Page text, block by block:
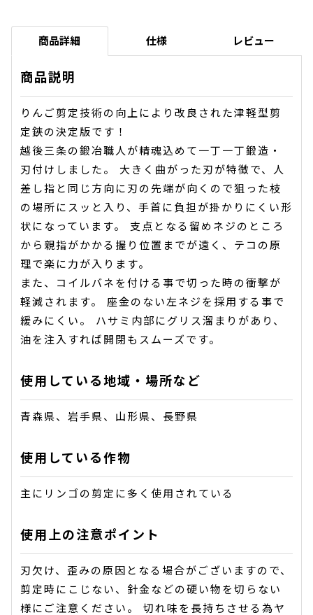
商品詳細 仕様 レビュー
商品説明
りんご剪定技術の向上により改良された津軽型剪
定鋏の決定版です！
越後三条の鍛冶職人が精魂込めて一丁一丁鍛造・
刃付けしました。 大きく曲がった刃が特徴で、人
差し指と同じ方向に刃の先端が向くので狙った枝
の場所にスッと入り、手首に負担が掛かりにくい形
状になっています。 支点となる留めネジのところ
から親指がかかる握り位置までが遠く、テコの原
理で楽に力が入ります。
また、コイルバネを付ける事で切った時の衝撃が
軽減されます。 座金のない左ネジを採用する事で
緩みにくい。 ハサミ内部にグリス溜まりがあり、
油を注入すれば開閉もスムーズです。
使用している地域・場所など
青森県、岩手県、山形県、長野県
使用している作物
主にリンゴの剪定に多く使用されている
使用上の注意ポイント
刃欠け、歪みの原因となる場合がございますので、
剪定時にこじない、針金などの硬い物を切らない
様にご注意ください。 切れ味を長持ちさせる為ヤ